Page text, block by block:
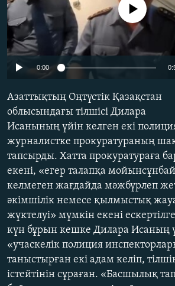
ЖАЗЫЛЫҢЫЗ
Басқа тілдерде
No media source
0:00
Азаттықтың Оңтүстік Қазақстан
облысындағы тілшісі Дилара
Исанының үйін келген екі
журналистке прокуратураның
тапсырды. Хатта прокуратураға
екені, «егер талапқа
келмеген жағдайда мәжбүрлеп
әкімшілік немесе қылмыстық
жүктелуі» мүмкін екені
күн бұрын кешке Дилара Исаның
«учаскелік полиция
таныстырған екі адам келіп,
істейтінін сұраған. «Басшылық